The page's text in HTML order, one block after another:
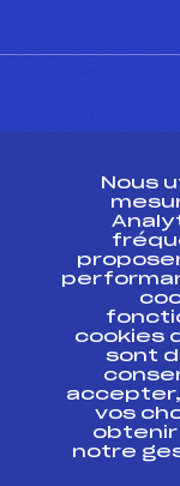
Ressources
Pass’Neige
Projet
Projet de
Antidopage
Pôle
Scientifique
Listes
Pôle vie de
Nous
cookies
sont
vos
obtenir
notre